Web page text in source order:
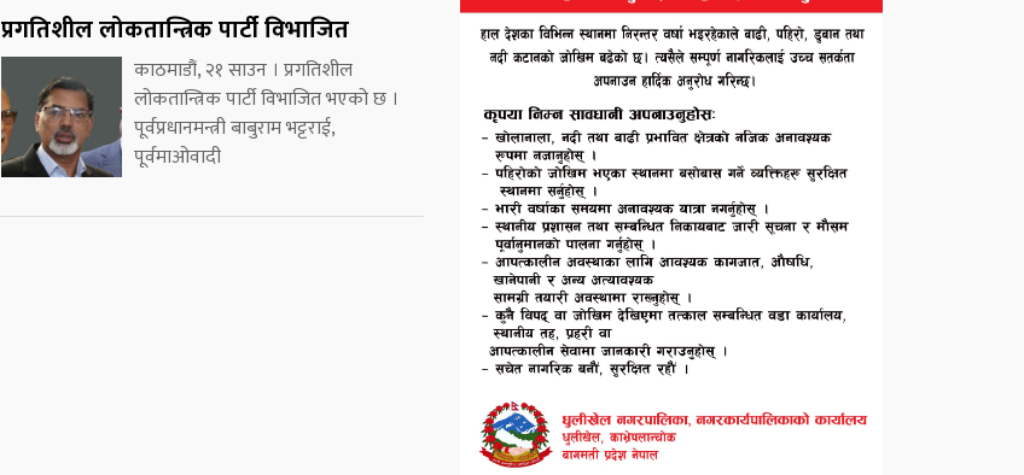
प्रगतिशील लोकतान्त्रिक पार्टी विभाजित
काठमाडौं, २१ साउन । प्रगतिशील
लोकतान्त्रिक पार्टी विभाजित भएको छ ।
पूर्वप्रधानमन्त्री बाबुराम भट्टराई,
पूर्वमाओवादी